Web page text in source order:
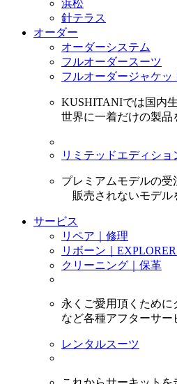
浜松
針テラス
オーダー
オーダーシステム
フルオーダースーツ
フルオーダージャケッ
KUSHITANIでは国内
世界に一着だけの製品
リミテッド
プレミアムモデルの受
販売されないモデ
サービス
リペア｜修理
リボーン｜
クリーニング｜保革
永くご愛用頂くため
など各種アフターサ
レンタルスーツ